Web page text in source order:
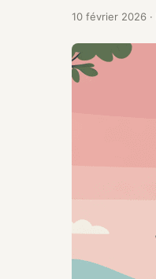
10 février 2026 ·